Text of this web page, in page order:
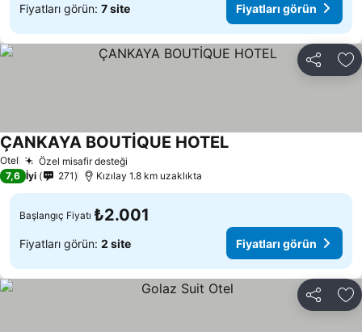
Fiyatları görün: 7 site Fiyatları görün
Paylaş
Otel Özel misafir desteği
ÇANKAYA BOUTİQUE HOTEL
7,6 İyi 271 Kızılay 1.8 km uzaklıkta
Başlangıç Fiyatı ₺2.001
Fiyatları görün: 2 site Fiyatları görün
Paylaş